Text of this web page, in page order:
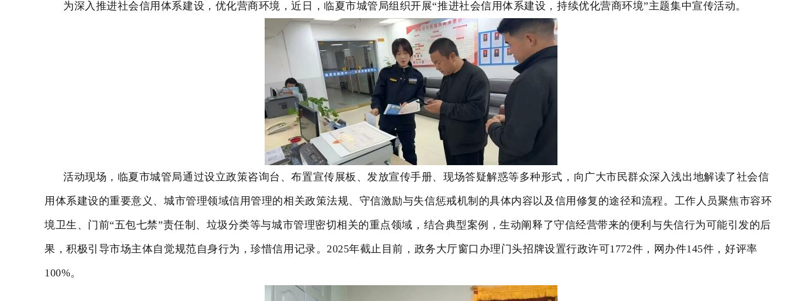
为深入推进社会信用体系建设，优化营商环境，近日，临夏市城管局组织开展“推进社会信用体系建设，持续优化营商环境”主题集中宣传活动。
活动现场，临夏市城管局通过设立政策咨询台、布置宣传展板、发放宣传手册、现场答疑解惑等多种形式，向广大市民群众深入浅出地解读了社会信
用体系建设的重要意义、城市管理领域信用管理的相关政策法规、守信激励与失信惩戒机制的具体内容以及信用修复的途径和流程。工作人员聚焦市容环
境卫生、门前“五包七禁”责任制、垃圾分类等与城市管理密切相关的重点领域，结合典型案例，生动阐释了守信经营带来的便利与失信行为可能引发的后
果，积极引导市场主体自觉规范自身行为，珍惜信用记录。2025年截止目前，政务大厅窗口办理门头招牌设置行政许可1772件，网办件145件，好评率
100%。